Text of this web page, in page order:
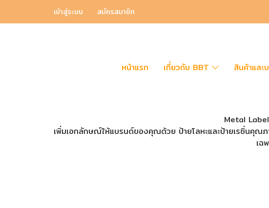
เข้าสู่ระบบ สมัครสมาชิก
หน้าแรก เกี่ยวกับ BBT สินค้าและ
Metal
เพิ่มเอกลักษณ์ให้แบรนด์ของคุณด้วย ป้ายโลหะและป้ายเรซิ่นคุณ
เฉ